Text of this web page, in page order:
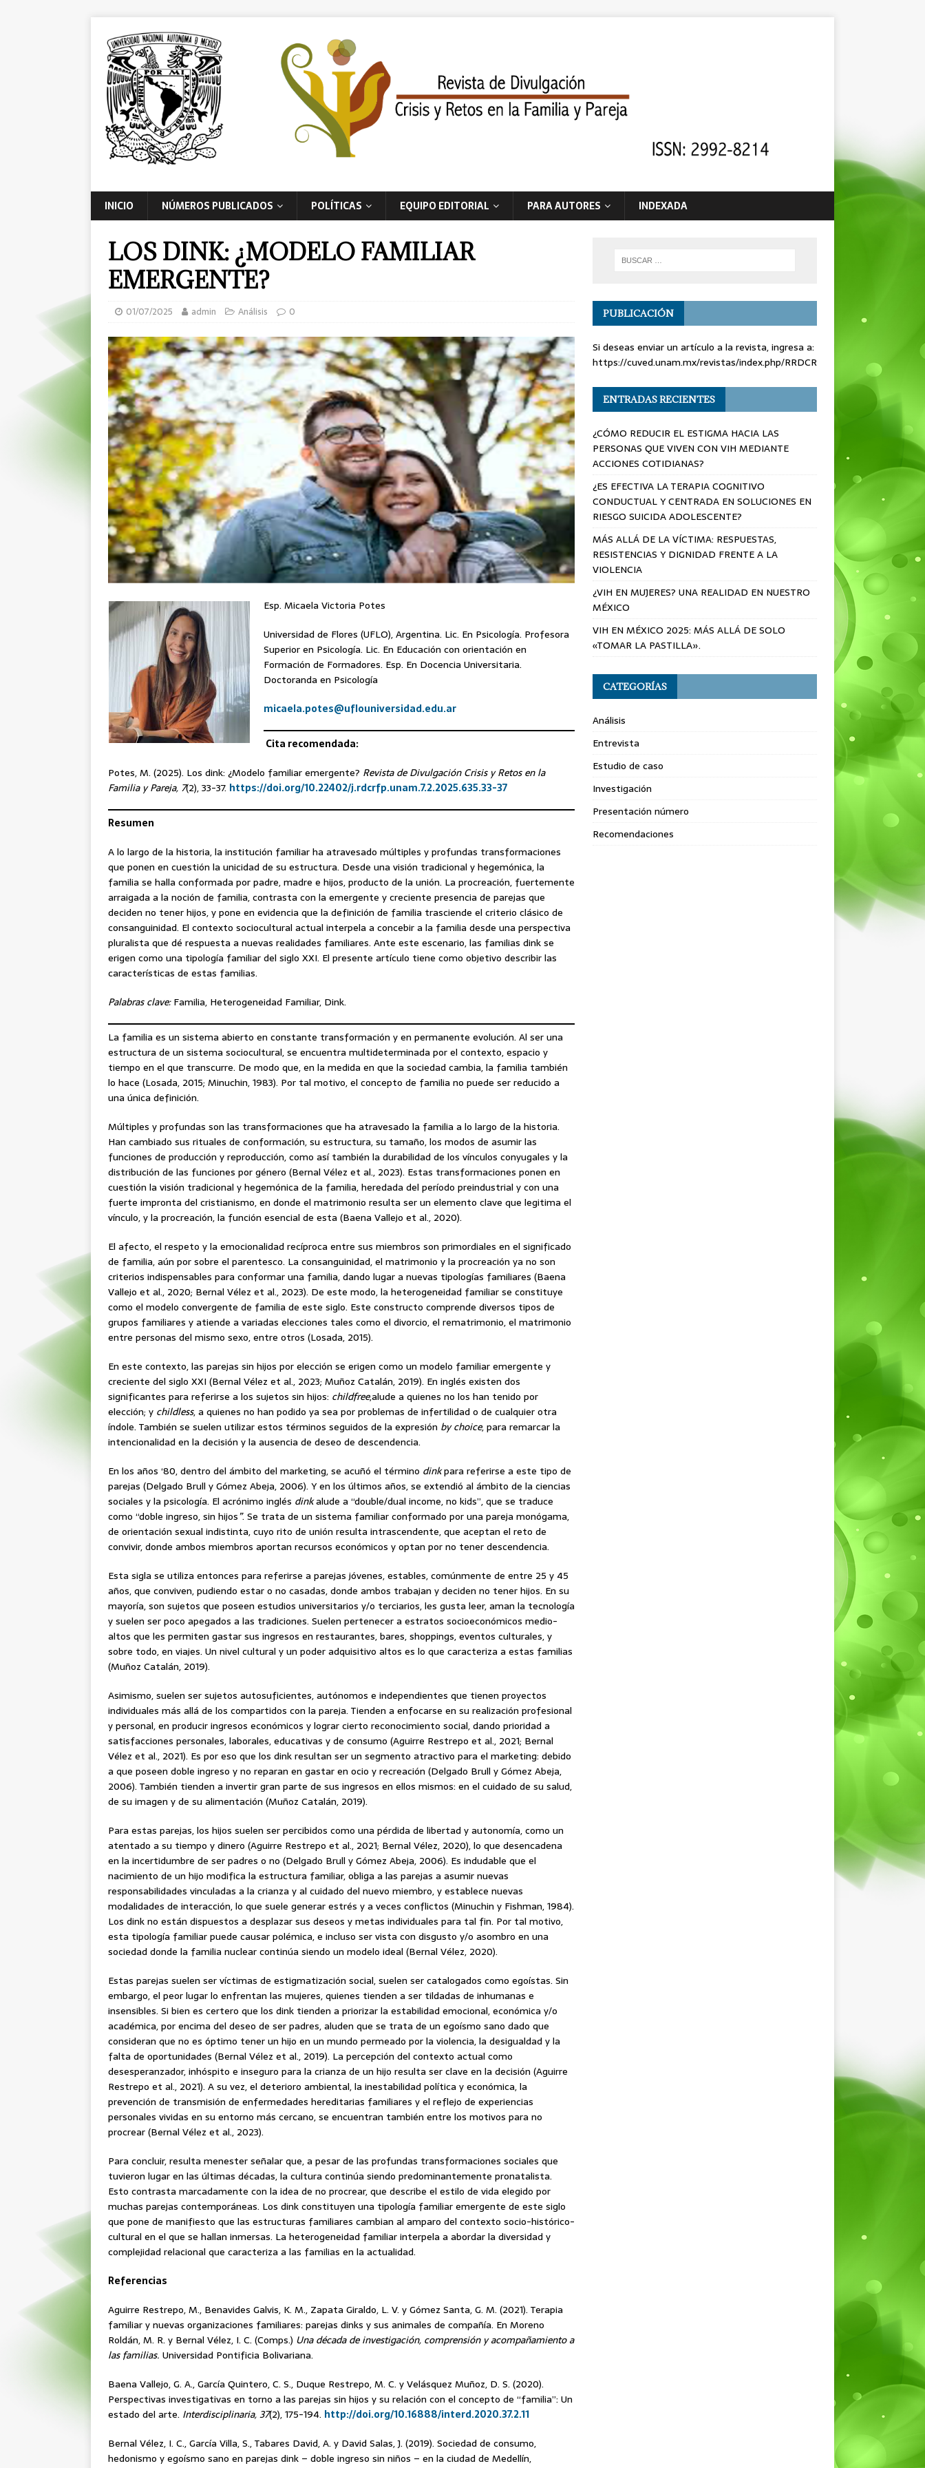
INICIO NÚMEROS PUBLICADOS POLÍTICAS EQUIPO EDITORIAL PARA AUTORES INDEXADA
LOS DINK: ¿MODELO FAMILIAR
EMERGENTE?
01/07/2025 admin Análisis 0
Esp. Micaela Victoria Potes
Universidad de Flores (UFLO), Argentina. Lic. En Psicología. Profesora
Superior en Psicología. Lic. En Educación con orientación en
Formación de Formadores. Esp. En Docencia Universitaria.
Doctoranda en Psicología
micaela.potes@uflouniversidad.edu.ar
Cita recomendada:
Potes, M. (2025). Los dink: ¿Modelo familiar emergente? Revista de Divulgación Crisis y Retos en la
Familia y Pareja, 7(2), 33-37. https://doi.org/10.22402/j.rdcrfp.unam.7.2.2025.635.33-37
Resumen
A lo largo de la historia, la institución familiar ha atravesado múltiples y profundas transformaciones
que ponen en cuestión la unicidad de su estructura. Desde una visión tradicional y hegemónica, la
familia se halla conformada por padre, madre e hijos, producto de la unión. La procreación, fuertemente
arraigada a la noción de familia, contrasta con la emergente y creciente presencia de parejas que
deciden no tener hijos, y pone en evidencia que la definición de familia trasciende el criterio clásico de
consanguinidad. El contexto sociocultural actual interpela a concebir a la familia desde una perspectiva
pluralista que dé respuesta a nuevas realidades familiares. Ante este escenario, las familias dink se
erigen como una tipología familiar del siglo XXI. El presente artículo tiene como objetivo describir las
características de estas familias.
Palabras clave:Familia, Heterogeneidad Familiar, Dink.
La familia es un sistema abierto en constante transformación y en permanente evolución. Al ser una
estructura de un sistema sociocultural, se encuentra multideterminada por el contexto, espacio y
tiempo en el que transcurre. De modo que, en la medida en que la sociedad cambia, la familia también
lo hace (Losada, 2015; Minuchin, 1983). Por tal motivo, el concepto de familia no puede ser reducido a
una única definición.
Múltiples y profundas son las transformaciones que ha atravesado la familia a lo largo de la historia.
Han cambiado sus rituales de conformación, su estructura, su tamaño, los modos de asumir las
funciones de producción y reproducción, como así también la durabilidad de los vínculos conyugales y la
distribución de las funciones por género (Bernal Vélez et al., 2023). Estas transformaciones ponen en
cuestión la visión tradicional y hegemónica de la familia, heredada del período preindustrial y con una
fuerte impronta del cristianismo, en donde el matrimonio resulta ser un elemento clave que legitima el
vínculo, y la procreación, la función esencial de esta (Baena Vallejo et al., 2020).
El afecto, el respeto y la emocionalidad recíproca entre sus miembros son primordiales en el significado
de familia, aún por sobre el parentesco. La consanguinidad, el matrimonio y la procreación ya no son
criterios indispensables para conformar una familia, dando lugar a nuevas tipologías familiares (Baena
Vallejo et al., 2020; Bernal Vélez et al., 2023). De este modo, la heterogeneidad familiar se constituye
como el modelo convergente de familia de este siglo. Este constructo comprende diversos tipos de
grupos familiares y atiende a variadas elecciones tales como el divorcio, el rematrimonio, el matrimonio
entre personas del mismo sexo, entre otros (Losada, 2015).
En este contexto, las parejas sin hijos por elección se erigen como un modelo familiar emergente y
creciente del siglo XXI (Bernal Vélez et al., 2023; Muñoz Catalán, 2019). En inglés existen dos
significantes para referirse a los sujetos sin hijos: childfree,alude a quienes no los han tenido por
elección; y childless, a quienes no han podido ya sea por problemas de infertilidad o de cualquier otra
índole. También se suelen utilizar estos términos seguidos de la expresión by choice, para remarcar la
intencionalidad en la decisión y la ausencia de deseo de descendencia.
En los años ‘80, dentro del ámbito del marketing, se acuñó el término dinkpara referirse a este tipo de
parejas (Delgado Brull y Gómez Abeja, 2006). Y en los últimos años, se extendió al ámbito de la ciencias
sociales y la psicología. El acrónimo inglés dinkalude a “double/dual income, no kids”, que se traduce
como “doble ingreso, sin hijos”. Se trata de un sistema familiar conformado por una pareja monógama,
de orientación sexual indistinta, cuyo rito de unión resulta intrascendente, que aceptan el reto de
convivir, donde ambos miembros aportan recursos económicos y optan por no tener descendencia.
Esta sigla se utiliza entonces para referirse a parejas jóvenes, estables, comúnmente de entre 25 y 45
años, que conviven, pudiendo estar o no casadas, donde ambos trabajan y deciden no tener hijos. En su
mayoría, son sujetos que poseen estudios universitarios y/o terciarios, les gusta leer, aman la tecnología
y suelen ser poco apegados a las tradiciones. Suelen pertenecer a estratos socioeconómicos medio-
altos que les permiten gastar sus ingresos en restaurantes, bares, shoppings, eventos culturales, y
sobre todo, en viajes. Un nivel cultural y un poder adquisitivo altos es lo que caracteriza a estas familias
(Muñoz Catalán, 2019).
Asimismo, suelen ser sujetos autosuficientes, autónomos e independientes que tienen proyectos
individuales más allá de los compartidos con la pareja. Tienden a enfocarse en su realización profesional
y personal, en producir ingresos económicos y lograr cierto reconocimiento social, dando prioridad a
satisfacciones personales, laborales, educativas y de consumo (Aguirre Restrepo et al., 2021; Bernal
Vélez et al., 2021). Es por eso que los dink resultan ser un segmento atractivo para el marketing: debido
a que poseen doble ingreso y no reparan en gastar en ocio y recreación (Delgado Brull y Gómez Abeja,
2006). También tienden a invertir gran parte de sus ingresos en ellos mismos: en el cuidado de su salud,
de su imagen y de su alimentación (Muñoz Catalán, 2019).
Para estas parejas, los hijos suelen ser percibidos como una pérdida de libertad y autonomía, como un
atentado a su tiempo y dinero (Aguirre Restrepo et al., 2021; Bernal Vélez, 2020), lo que desencadena
en la incertidumbre de ser padres o no (Delgado Brull y Gómez Abeja, 2006). Es indudable que el
nacimiento de un hijo modifica la estructura familiar, obliga a las parejas a asumir nuevas
responsabilidades vinculadas a la crianza y al cuidado del nuevo miembro, y establece nuevas
modalidades de interacción, lo que suele generar estrés y a veces conflictos (Minuchin y Fishman, 1984).
Los dink no están dispuestos a desplazar sus deseos y metas individuales para tal fin. Por tal motivo,
esta tipología familiar puede causar polémica, e incluso ser vista con disgusto y/o asombro en una
sociedad donde la familia nuclear continúa siendo un modelo ideal (Bernal Vélez, 2020).
Estas parejas suelen ser víctimas de estigmatización social, suelen ser catalogados como egoístas. Sin
embargo, el peor lugar lo enfrentan las mujeres, quienes tienden a ser tildadas de inhumanas e
insensibles. Si bien es certero que los dink tienden a priorizar la estabilidad emocional, económica y/o
académica, por encima del deseo de ser padres, aluden que se trata de un egoísmo sano dado que
consideran que no es óptimo tener un hijo en un mundo permeado por la violencia, la desigualdad y la
falta de oportunidades (Bernal Vélez et al., 2019). La percepción del contexto actual como
desesperanzador, inhóspito e inseguro para la crianza de un hijo resulta ser clave en la decisión (Aguirre
Restrepo et al., 2021). A su vez, el deterioro ambiental, la inestabilidad política y económica, la
prevención de transmisión de enfermedades hereditarias familiares y el reflejo de experiencias
personales vividas en su entorno más cercano, se encuentran también entre los motivos para no
procrear (Bernal Vélez et al., 2023).
Para concluir, resulta menester señalar que, a pesar de las profundas transformaciones sociales que
tuvieron lugar en las últimas décadas, la cultura continúa siendo predominantemente pronatalista.
Esto contrasta marcadamente con la idea de no procrear, que describe el estilo de vida elegido por
muchas parejas contemporáneas. Los dink constituyen una tipología familiar emergente de este siglo
que pone de manifiesto que las estructuras familiares cambian al amparo del contexto socio-histórico-
cultural en el que se hallan inmersas. La heterogeneidad familiar interpela a abordar la diversidad y
complejidad relacional que caracteriza a las familias en la actualidad.
Referencias
Aguirre Restrepo, M., Benavides Galvis, K. M., Zapata Giraldo, L. V. y Gómez Santa, G. M. (2021). Terapia
familiar y nuevas organizaciones familiares: parejas dinks y sus animales de compañía. En Moreno
Roldán, M. R. y Bernal Vélez, I. C. (Comps.) Una década de investigación, comprensión y acompañamiento a
las familias. Universidad Pontificia Bolivariana.
Baena Vallejo, G. A., García Quintero, C. S., Duque Restrepo, M. C. y Velásquez Muñoz, D. S. (2020).
Perspectivas investigativas en torno a las parejas sin hijos y su relación con el concepto de “familia”: Un
estado del arte. Interdisciplinaria, 37(2), 175-194. http://doi.org/10.16888/interd.2020.37.2.11
Bernal Vélez, I. C., García Villa, S., Tabares David, A. y David Salas, J. (2019). Sociedad de consumo,
hedonismo y egoísmo sano en parejas dink – doble ingreso sin niños – en la ciudad de Medellín,
PUBLICACIÓN
Si deseas enviar un artículo a la revista, ingresa a:
https://cuved.unam.mx/revistas/index.php/RRDCR
ENTRADAS RECIENTES
¿CÓMO REDUCIR EL ESTIGMA HACIA LAS
PERSONAS QUE VIVEN CON VIH MEDIANTE
ACCIONES COTIDIANAS?
¿ES EFECTIVA LA TERAPIA COGNITIVO
CONDUCTUAL Y CENTRADA EN SOLUCIONES EN
RIESGO SUICIDA ADOLESCENTE?
MÁS ALLÁ DE LA VÍCTIMA: RESPUESTAS,
RESISTENCIAS Y DIGNIDAD FRENTE A LA
VIOLENCIA
¿VIH EN MUJERES? UNA REALIDAD EN NUESTRO
MÉXICO
VIH EN MÉXICO 2025: MÁS ALLÁ DE SOLO
«TOMAR LA PASTILLA».
CATEGORÍAS
Análisis
Entrevista
Estudio de caso
Investigación
Presentación número
Recomendaciones